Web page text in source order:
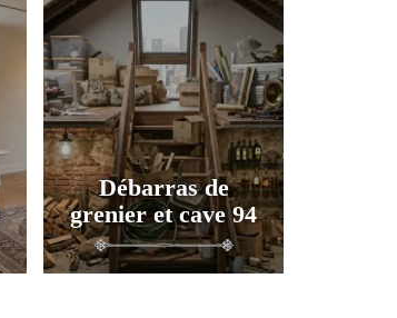
Débarras de
grenier et cave 94